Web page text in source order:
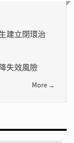
建立閉環治
失效風險
More →